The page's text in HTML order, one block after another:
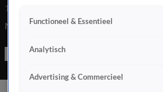
12 nov 2022, 23:21
Nieuw hoofdstuk in leven van André
Functioneel & Essentieel
Analytisch
Advertising & Commercieel